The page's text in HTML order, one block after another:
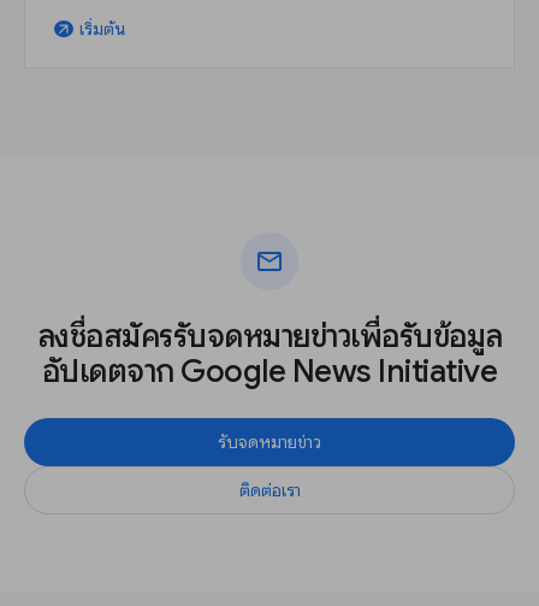
arrow_outward เริ่มต้น
mail
ลงชื่อสมัครรับจดหมายข่าวเพื่อรับข้อมูล
อัปเดตจาก Google News Initiative
รับจดหมายข่าว
ติดต่อเรา